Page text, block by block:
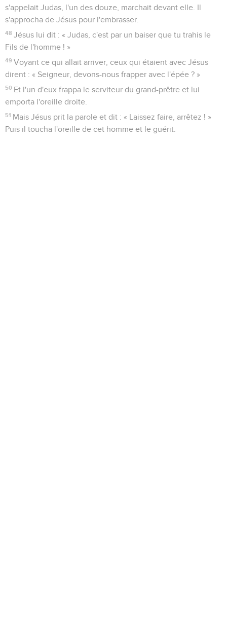
s'appelait Judas, l'un des douze, marchait devant elle. Il
s'approcha de Jésus pour l'embrasser.
48 Jésus lui dit : « Judas, c'est par un baiser que tu trahis le
Fils de l'homme ! »
49 Voyant ce qui allait arriver, ceux qui étaient avec Jésus
dirent : « Seigneur, devons-nous frapper avec l'épée ? »
50 Et l'un d'eux frappa le serviteur du grand-prêtre et lui
emporta l'oreille droite.
51 Mais Jésus prit la parole et dit : « Laissez faire, arrêtez ! »
Puis il toucha l'oreille de cet homme et le guérit.